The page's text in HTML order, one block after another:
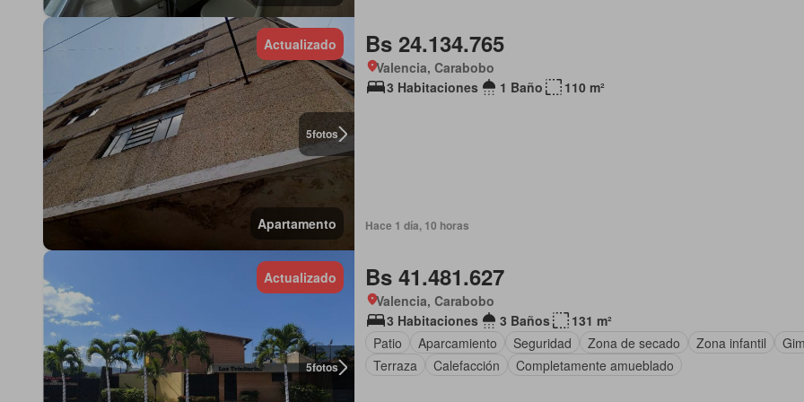
5fotos
Actualizado
Apartamento
Bs 24.134.765
Valencia, Carabobo
3 Habitaciones
1 Baño 110 m²
Hace 1 día, 10 horas
5fotos
Actualizado Bs 41.481.627
Valencia, Carabobo
3 Habitaciones
3 Baños
131 m²
Patio
Aparcamiento Seguridad Zona de secado Zona infantil
Terraza
Calefacción Completamente amueblado